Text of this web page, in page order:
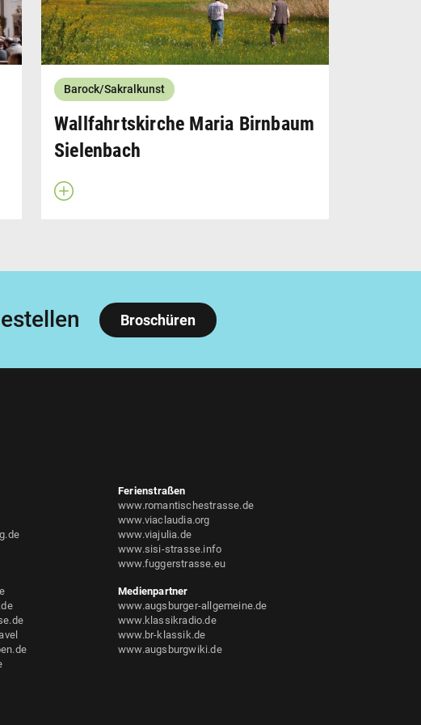
Barock/Sakralkunst
Wallfahrtskirche Maria Birnbaum
Sielenbach
Beschreibung öffnen
Broschüren
Ferienstraßen
www.romantischestrasse.de
www.viaclaudia.org
www.viajulia.de
www.sisi-strasse.info
www.fuggerstrasse.eu
Medienpartner
www.augsburger-allgemeine.de
www.klassikradio.de
www.br-klassik.de
www.augsburgwiki.de